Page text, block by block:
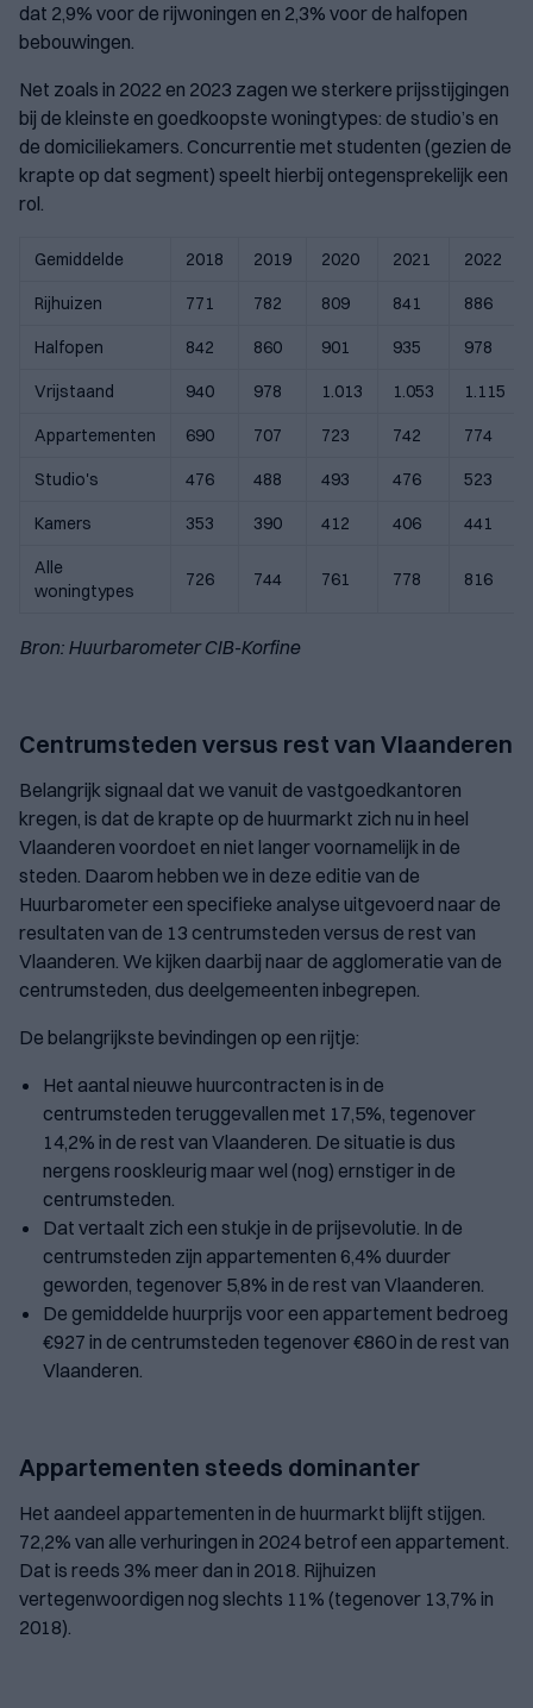
dat 2,9% voor de rijwoningen en 2,3% voor de halfopen
bebouwingen.
Net zoals in 2022 en 2023 zagen we sterkere prijsstijgingen
bij de kleinste en goedkoopste woningtypes: de studio’s en
de domiciliekamers. Concurrentie met studenten (gezien de
krapte op dat segment) speelt hierbij ontegensprekelijk een
rol.
Gemiddelde 2018 2019 2020 2021 2022
Rijhuizen 771 782 809 841 886
Halfopen 842 860 901 935 978
Vrijstaand 940 978 1.013 1.053 1.115
Appartementen 690 707 723 742 774
Studio's 476 488 493 476 523
Kamers 353 390 412 406 441
Alle
woningtypes
726 744 761 778 816
Bron: Huurbarometer CIB-Korfine
Centrumsteden versus rest van Vlaanderen
Belangrijk signaal dat we vanuit de vastgoedkantoren
kregen, is dat de krapte op de huurmarkt zich nu in heel
Vlaanderen voordoet en niet langer voornamelijk in de
steden. Daarom hebben we in deze editie van de
Huurbarometer een specifieke analyse uitgevoerd naar de
resultaten van de 13 centrumsteden versus de rest van
Vlaanderen. We kijken daarbij naar de agglomeratie van de
centrumsteden, dus deelgemeenten inbegrepen.
De belangrijkste bevindingen op een rijtje:
Het aantal nieuwe huurcontracten is in de
centrumsteden teruggevallen met 17,5%, tegenover
14,2% in de rest van Vlaanderen. De situatie is dus
nergens rooskleurig maar wel (nog) ernstiger in de
centrumsteden.
Dat vertaalt zich een stukje in de prijsevolutie. In de
centrumsteden zijn appartementen 6,4% duurder
geworden, tegenover 5,8% in de rest van Vlaanderen.
De gemiddelde huurprijs voor een appartement bedroeg
€927 in de centrumsteden tegenover €860 in de rest van
Vlaanderen.
Appartementen steeds dominanter
Het aandeel appartementen in de huurmarkt blijft stijgen.
72,2% van alle verhuringen in 2024 betrof een appartement.
Dat is reeds 3% meer dan in 2018. Rijhuizen
vertegenwoordigen nog slechts 11% (tegenover 13,7% in
2018).